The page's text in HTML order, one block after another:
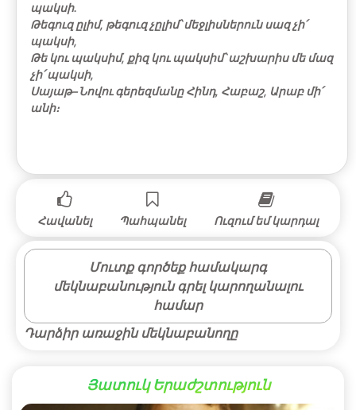
պակսի.
Թեգուզ ըլիմ, թեգուզ չըլիմ՝ մեջլիսներուն սազ չի՛
պակսի,
Թե կու պակսիմ, քիզ կու պակսիմ՝ աշխարիս մե մազ
չի՛ պակսի,
Սայաթ−Նովու գերեզմանը Հինդ, Հաբաշ, Արաբ մի՛
անի։
Հավանել Պահպանել Ուզում եմ կարդալ
Մուտք գործեք համակարգ
մեկնաբանություն գրել կարողանալու
համար
Դարձիր առաջին մեկնաբանողը
Յատուկ Երաժշտություն